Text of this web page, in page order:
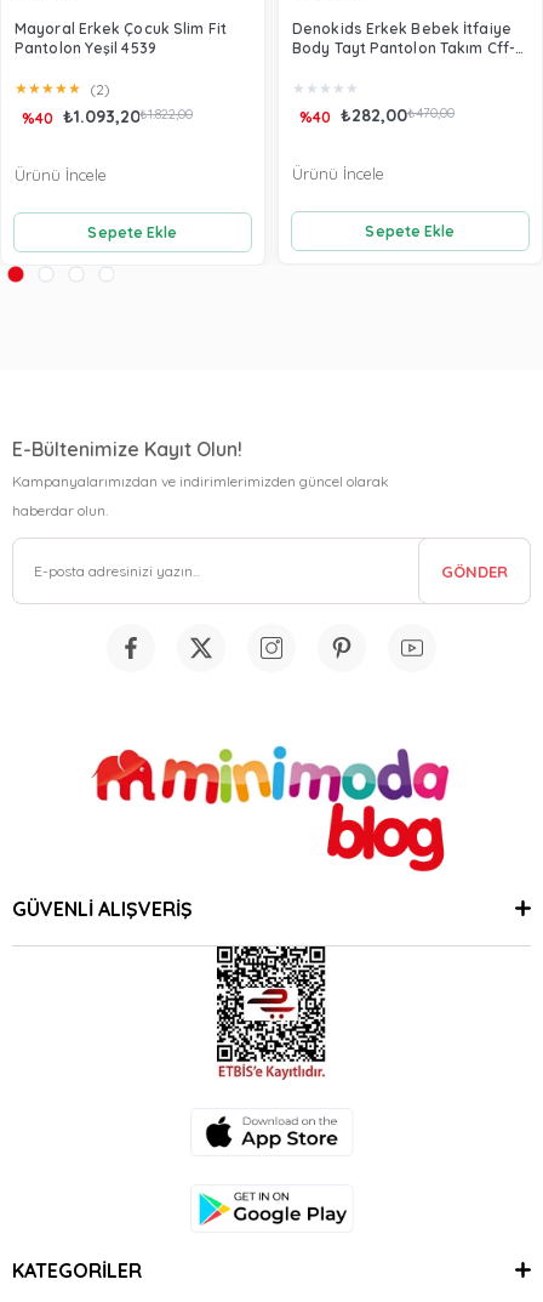
Mayoral Erkek Çocuk Slim Fit
Pantolon Yeşil 4539
★★★★★ (2)
₺1.093,20₺1.822,00
%40
Sepete Ekle
Ürünü İncele
Denokids Erkek Bebek İtfaiye
Body Tayt Pantolon Takım Cff-
★ ★ ★ ★ ★
₺282,00₺470,00
%40
Sepete Ekle
Ürünü İncele
E-Bültenimize Kayıt Olun!
Kampanyalarımızdan ve indirimlerimizden güncel olarak
haberdar olun.
GÖNDER
GÜVENLİ ALIŞVERİŞ
KATEGORİLER